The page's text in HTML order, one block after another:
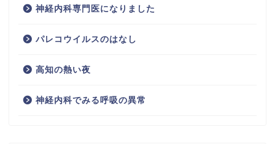
神経内科専門医になりました
パレコウイルスのはなし
高知の熱い夜
神経内科でみる呼吸の異常